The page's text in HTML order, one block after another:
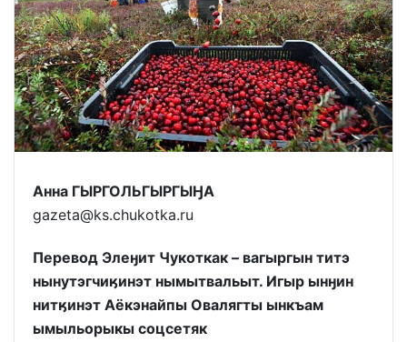
Анна ГЫРГОЛЬГЫРГЫӇА
gazeta@ks.chukotka.ru
Перевод Элеӈит Чукоткак – вагыргын титэ
нынутэгчиӄинэт нымытвальыт. Игыр ынӈин
нитӄинэт Аёкэнайпы Овалягты ынкъам
ымыльорыкы соцсетяк